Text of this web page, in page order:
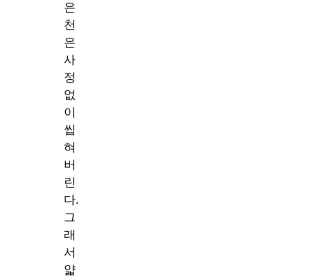
은
천
은
사
정
없
이
씹
혀
버
린
다.
그
래
서
얇